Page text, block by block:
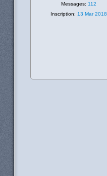
Messages: 112
Inscription: 13 Mar 2018